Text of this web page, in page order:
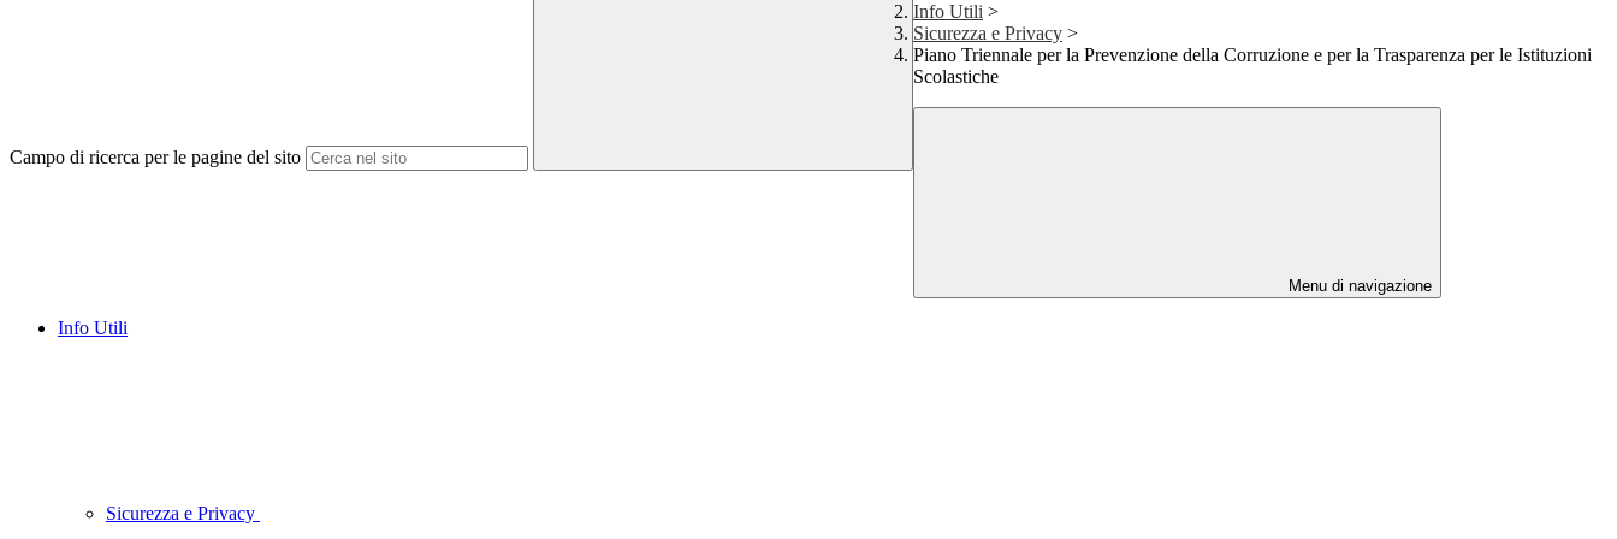
Campo di ricerca per le pagine del sito
Info Utili >
Sicurezza e Privacy >
Piano Triennale per la Prevenzione della Corruzione e per la Trasparenza per le Istituzioni
Scolastiche
Menu di navigazione
Info Utili
Sicurezza e Privacy